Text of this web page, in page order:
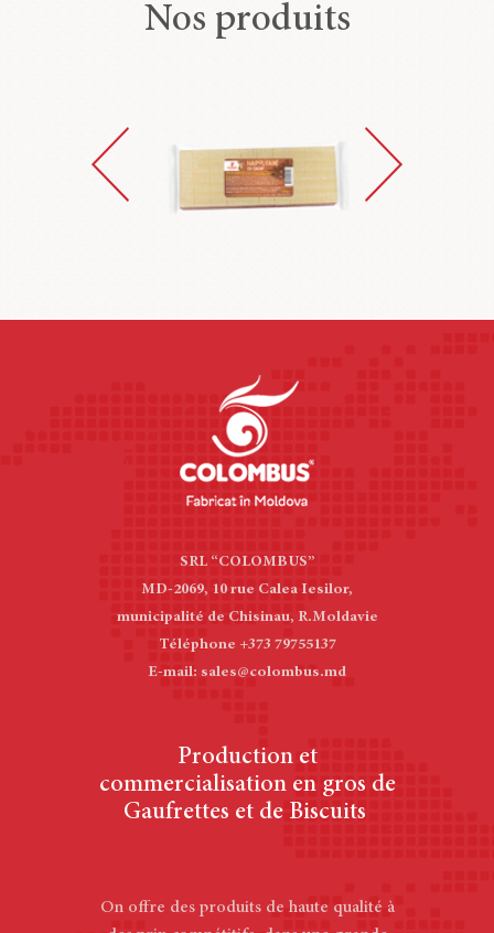
Nos produits
SRL “COLOMBUS”
MD-2069, 10 rue Calea Iesilor,
municipalité de Chisinau, R.Moldavie
Téléphone +373 79755137
E-mail: sales@colombus.md
Production et
commercialisation en gros de
Gaufrettes et de Biscuits
On offre des produits de haute qualité à